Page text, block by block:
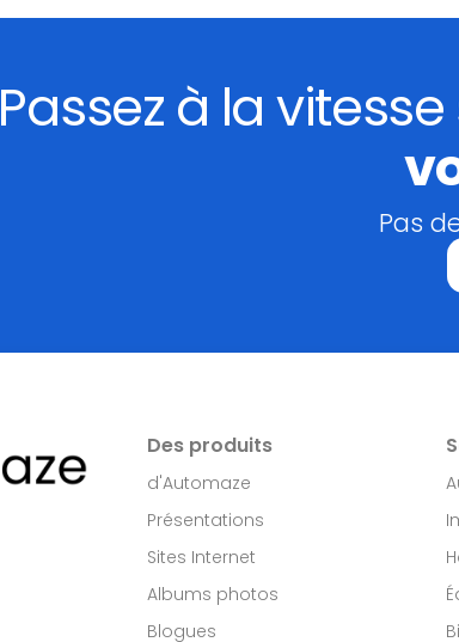
Passez à la
Pas
Des produits
d'Automaze
Présentations
Sites Internet
Albums photos
Blogues